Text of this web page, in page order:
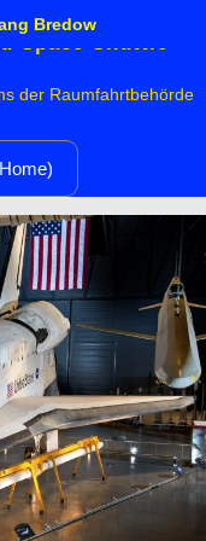
Bredow
Space Shuttle
der Raumfahrtbehörde